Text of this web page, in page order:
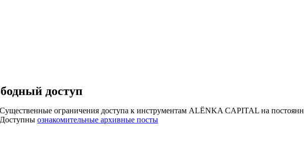
доступ
Cущественные ограничения доступа к инструментам ALЁNKA CAPITAL на
Доступны ознакомительные архивные посты